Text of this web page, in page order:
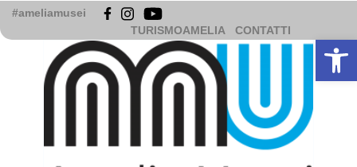
Vai
contenuto
#ameliamusei
TURISMOAMELIA
CONTATTI
Apri la